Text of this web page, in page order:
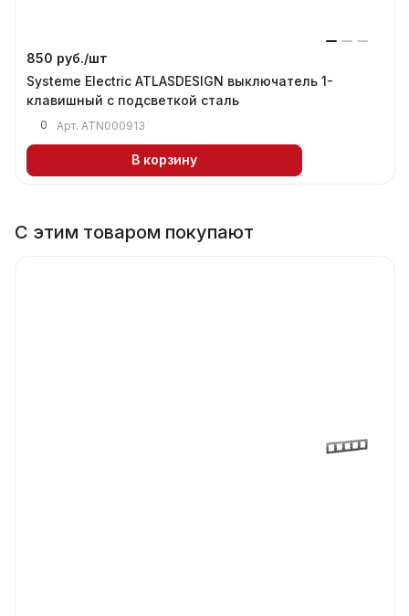
850 руб./шт
Systeme Electric ATLASDESIGN выключатель 1-
клавишный с подсветкой сталь
0 Арт. ATN000913
В корзину
С этим товаром покупают